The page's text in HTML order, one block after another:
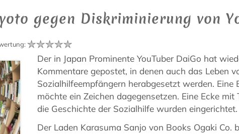
gegen Diskriminierung von
:
Der in Japan Prominente YouTuber DaiGo hat
Kommentare gepostet, in denen auch das Leben
Sozialhilfeempfängern herabgesetzt werden. Eine
möchte ein Zeichen dagegensetzen. Eine Ecke mit
die Geschichte der Sozialhilfe wurden eingerichtet.
Der Laden Karasuma Sanjo von Books Ogaki Co.